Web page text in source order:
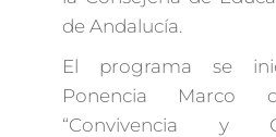
de Andalucía.
El programa se
Ponencia
“Convivencia y